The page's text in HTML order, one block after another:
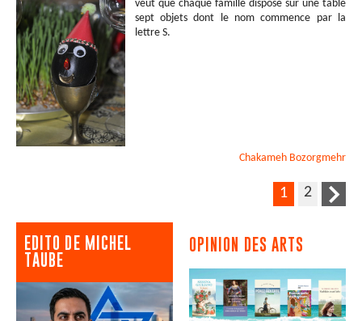
veut que chaque famille dispose sur une table
sept objets dont le nom commence par la
lettre S.
Chakameh Bozorgmehr
1 2
EDITO DE MICHEL
TAUBE
OPINION DES ARTS